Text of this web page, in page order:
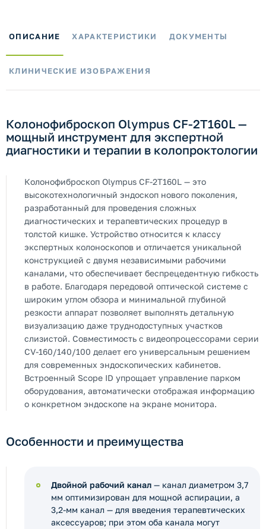
ОПИСАНИЕ ХАРАКТЕРИСТИКИ ДОКУМЕНТЫ
КЛИНИЧЕСКИЕ ИЗОБРАЖЕНИЯ
Колонофиброскоп Olympus CF-2T160L —
мощный инструмент для экспертной
диагностики и терапии в колопроктологии
Колонофиброскоп Olympus CF-2T160L — это
высокотехнологичный эндоскоп нового поколения,
разработанный для проведения сложных
диагностических и терапевтических процедур в
толстой кишке. Устройство относится к классу
экспертных колоноскопов и отличается уникальной
конструкцией с двумя независимыми рабочими
каналами, что обеспечивает беспрецедентную гибкость
в работе. Благодаря передовой оптической системе с
широким углом обзора и минимальной глубиной
резкости аппарат позволяет выполнять детальную
визуализацию даже труднодоступных участков
слизистой. Совместимость с видеопроцессорами серии
CV-160/140/100 делает его универсальным решением
для современных эндоскопических кабинетов.
Встроенный Scope ID упрощает управление парком
оборудования, автоматически отображая информацию
о конкретном эндоскопе на экране монитора.
Особенности и преимущества
Двойной рабочий канал — канал диаметром 3,7
мм оптимизирован для мощной аспирации, а
3,2-мм канал — для введения терапевтических
аксессуаров; при этом оба канала могут